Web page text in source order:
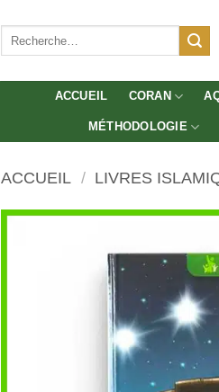
ACCUEIL CORAN
MÉTHODOLOGIE
ACCUEIL / LIVRES